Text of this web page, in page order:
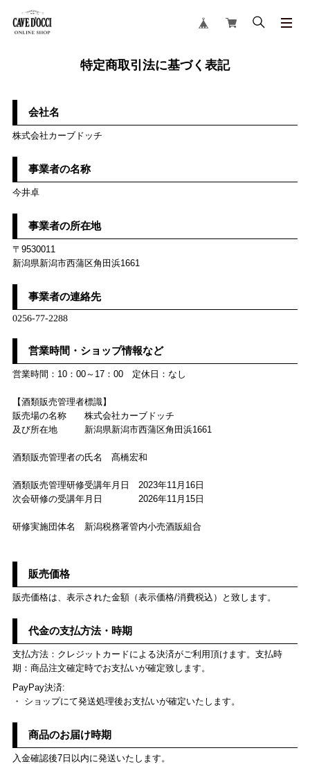
特定商取引法に基づく表記
会社名
株式会社カーブドッチ
事業者の名称
今井卓
事業者の所在地
〒9530011
新潟県新潟市西蒲区角田浜1661
事業者の連絡先
営業時間・ショップ情報など
営業時間：10：00～17：00 定休日：なし
【酒類販売管理者標識】
販売場の名称 株式会社カーブドッチ
及び所在地 新潟県新潟市西蒲区角田浜1661
酒類販売管理者の氏名 髙橋宏和
酒類販売管理研修受講年月日 2023年11月16日
次会研修の受講年月日 2026年11月15日
研修実施団体名 新潟税務署管内小売酒販組合
販売価格
販売価格は、表示された金額（表示価格/消費税込）と致します。
代金の支払方法・時期
支払方法：クレジットカードによる決済がご利用頂けます。支払時
期：商品注文確定時でお支払いが確定致します。
PayPay決済:
・ ショップにて発送処理後お支払いが確定いたします。
商品のお届け時期
入金確認後7日以内に発送いたします。